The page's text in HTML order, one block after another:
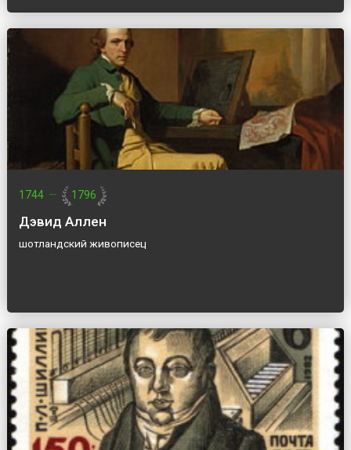
1744 — 1796
Дэвид Аллен
шотландский живописец